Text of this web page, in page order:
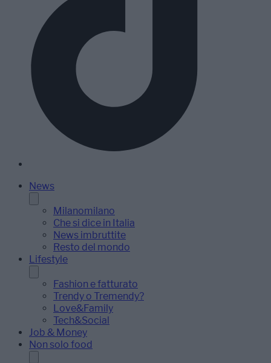
News
Milanomilano
Che si dice in Italia
News imbruttite
Resto del mondo
Lifestyle
Fashion e fatturato
Trendy o Tremendy?
Love&Family
Tech&Social
Job & Money
Non solo food